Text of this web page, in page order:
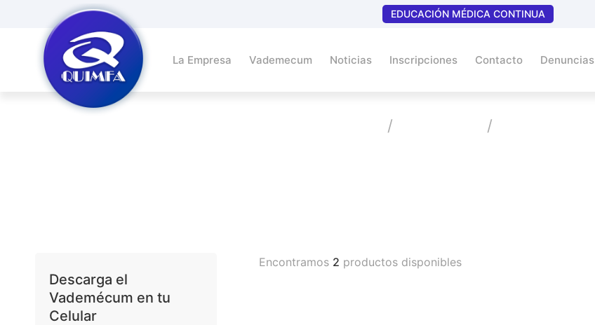
EDUCACIÓN MÉDICA CONTINUA
La Empresa Vademecum Noticias Inscripciones Contacto Denuncias
Descarga el
Vademécum en tu
Celular
Encontramos 2 productos disponibles